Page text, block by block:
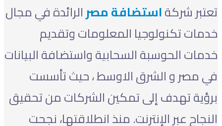
تعتبر شركةاستضافة مصرالرائدة في مجال
خدمات تكنولوجيا المعلومات وتقديم
خدمات الحوسبة السحابية واستضافة البيانات
في مصر و الشرق الاوسط ، حيث تأسست
برؤية تهدف إلى تمكين الشركات من تحقيق
النجاح عبر الإنترنت. منذ انطلاقتها، نجحت